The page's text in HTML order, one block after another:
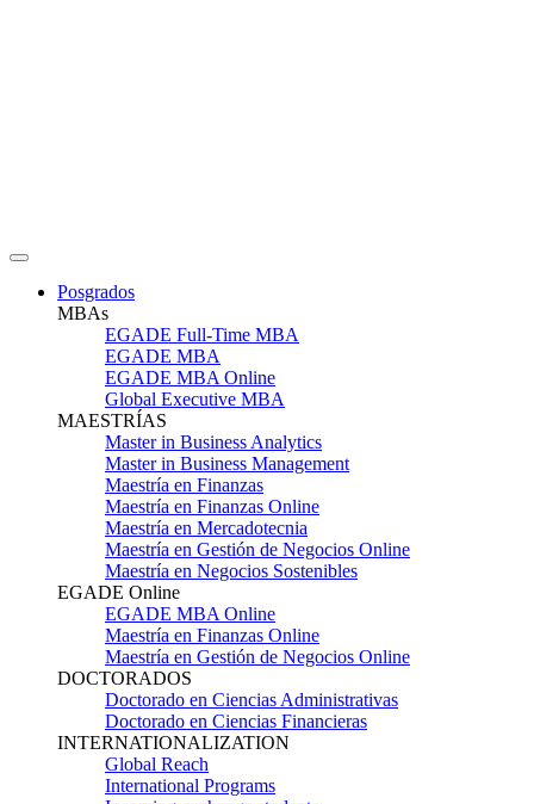
Posgrados
MBAs
EGADE Full-Time MBA
EGADE MBA
EGADE MBA Online
Global Executive MBA
MAESTRÍAS
Master in Business Analytics
Master in Business Management
Maestría en Finanzas
Maestría en Finanzas Online
Maestría en Mercadotecnia
Maestría en Gestión de Negocios Online
Maestría en Negocios Sostenibles
EGADE Online
EGADE MBA Online
Maestría en Finanzas Online
Maestría en Gestión de Negocios Online
DOCTORADOS
Doctorado en Ciencias Administrativas
Doctorado en Ciencias Financieras
INTERNATIONALIZATION
Global Reach
International Programs